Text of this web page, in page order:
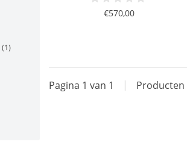
(1)
€570,00
Pagina 1 van 1 | Producten